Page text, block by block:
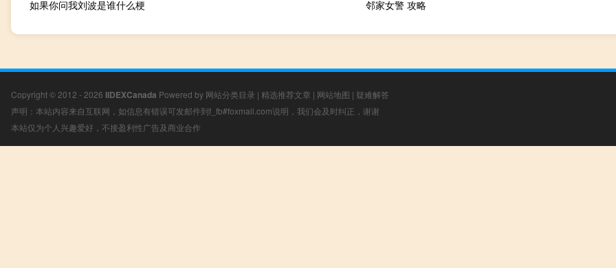
如果你问我刘波是谁什么梗
邻家女警 攻略
Copyright © 2012 - 2026 IIDEXCanada Powered by 网站分类目录 | 精选推荐文章 | 网站地图 | 疑难解答
声明：本站内容来自互联网，如信息有错误可发邮件到f_fb#foxmail.com说明，我们会及时纠正，谢谢
本站仅为个人兴趣爱好，不接盈利性广告及商业合作